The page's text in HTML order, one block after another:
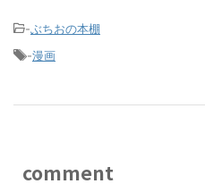
-ぶちおの本棚
-漫画
comment